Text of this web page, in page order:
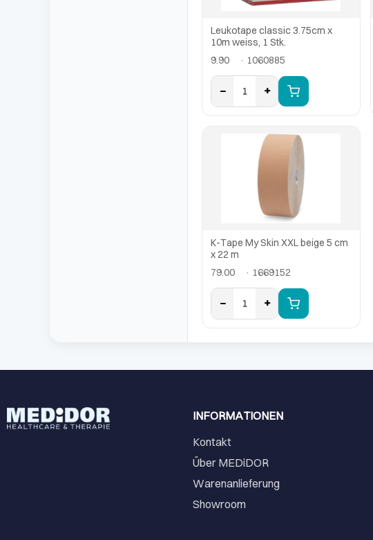
Leukotape classic 3.75cm x
10m weiss, 1 Stk.
9.90
· 1060885
− 1 +
K-Tape My Skin XXL beige 5 cm
x 22 m
79.00
· 1669152
− 1 +
INFORMATIONEN
Kontakt
Über MEDiDOR
Warenanlieferung
Showroom